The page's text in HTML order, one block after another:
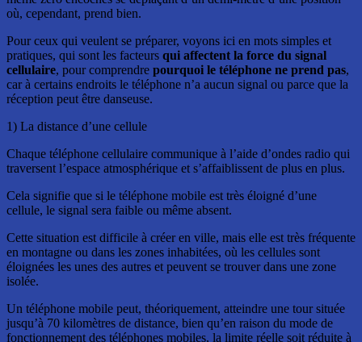
où, cependant, prend bien.
Pour ceux qui veulent se préparer, voyons ici en mots simples et
pratiques, qui sont les facteurs qui affectent la force du signal
cellulaire, pour comprendre pourquoi le téléphone ne prend pas,
car à certains endroits le téléphone n’a aucun signal ou parce que la
réception peut être danseuse.
1) La distance d’une cellule
Chaque téléphone cellulaire communique à l’aide d’ondes radio qui
traversent l’espace atmosphérique et s’affaiblissent de plus en plus.
Cela signifie que si le téléphone mobile est très éloigné d’une
cellule, le signal sera faible ou même absent.
Cette situation est difficile à créer en ville, mais elle est très fréquente
en montagne ou dans les zones inhabitées, où les cellules sont
éloignées les unes des autres et peuvent se trouver dans une zone
isolée.
Un téléphone mobile peut, théoriquement, atteindre une tour située
jusqu’à 70 kilomètres de distance, bien qu’en raison du mode de
fonctionnement des téléphones mobiles, la limite réelle soit réduite à